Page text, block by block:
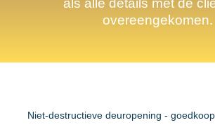
overeengekomen.
Niet-destructieve deuropening -